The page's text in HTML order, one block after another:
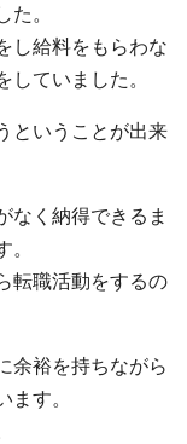
。
し給料をもらわな
ていました。
ということが出来
なく納得できるま
転職活動をするの
余裕を持ちながら
す。